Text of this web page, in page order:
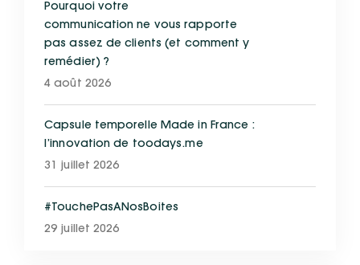
Pourquoi votre
communication ne vous rapporte
pas assez de clients (et comment y
remédier) ?
4 août 2026
Capsule temporelle Made in France :
l’innovation de toodays.me
31 juillet 2026
#TouchePasANosBoites
29 juillet 2026